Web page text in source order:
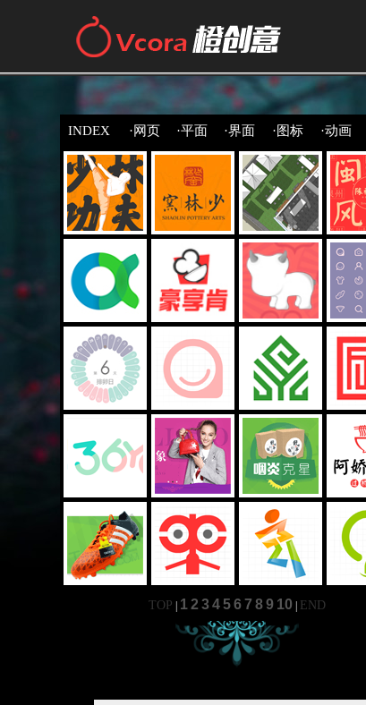
INDEX ·网页 ·平面 ·界面 ·图标 ·动画
TOP 1 2 3 4 5 6 7 8 9 10 END